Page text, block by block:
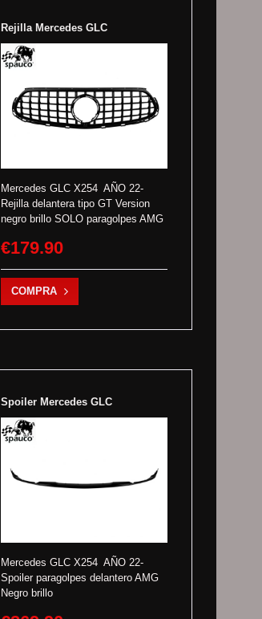
Rejilla Mercedes GLC
Mercedes GLC X254 AÑO 22-
Rejilla delantera tipo GT Version
negro brillo SOLO paragolpes AMG
€179.90
COMPRA
Spoiler Mercedes GLC
Mercedes GLC X254 AÑO 22-
Spoiler paragolpes delantero AMG
Negro brillo